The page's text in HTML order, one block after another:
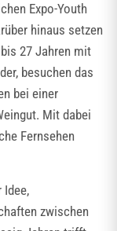
Expo-Youth
hinaus setzen
27 Jahren mit
besuchen das
bei einer
Mit dabei
Fernsehen
Idee,
zwischen